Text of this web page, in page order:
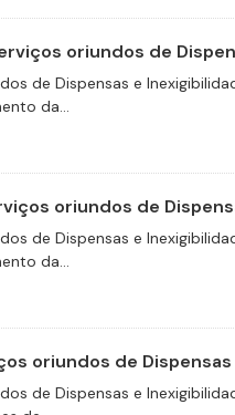
oriundos de
de Dispensas e
da...
oriundos de
de Dispensas e
da...
oriundos de Dispensas
de Dispensas e